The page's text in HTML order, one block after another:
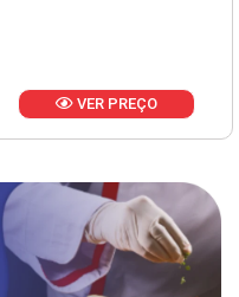
VER PREÇO